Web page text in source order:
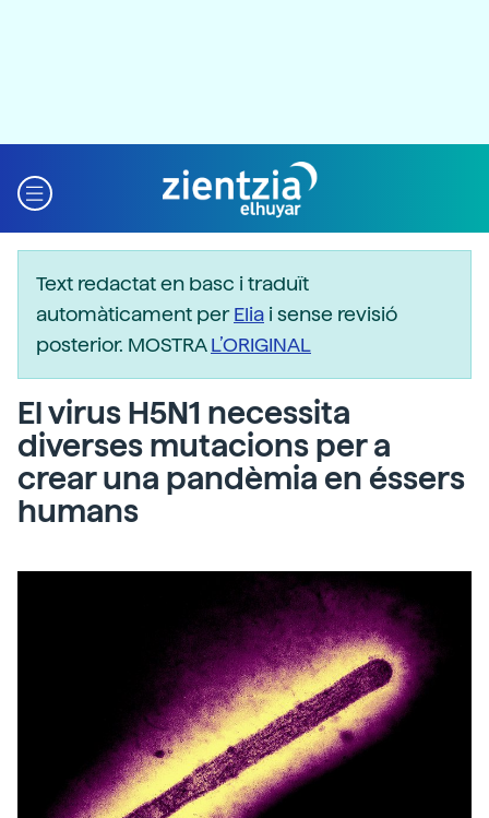
Text redactat en basc i traduït
automàticament perElia i sense revisió
posterior. MOSTRAL’ORIGINAL
El virus H5N1 necessita
diverses mutacions per a
crear una pandèmia en éssers
humans